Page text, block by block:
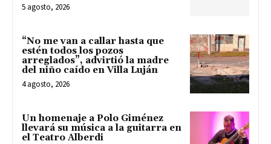
5 agosto, 2026
“No me van a callar hasta que
estén todos los pozos
arreglados”, advirtió la madre
del niño caído en Villa Luján
4 agosto, 2026
Un homenaje a Polo Giménez
llevará su música a la guitarra en
el Teatro Alberdi